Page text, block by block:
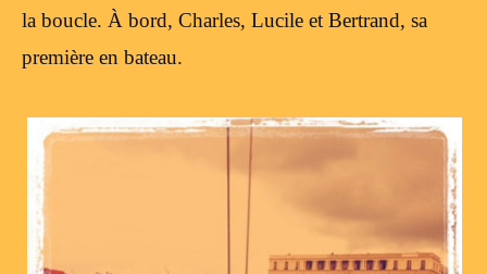
la boucle. À bord, Charles, Lucile et Bertrand, sa
première en bateau.